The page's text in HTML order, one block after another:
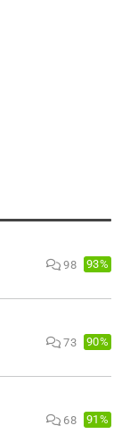
98 93%
73 90%
68 91%